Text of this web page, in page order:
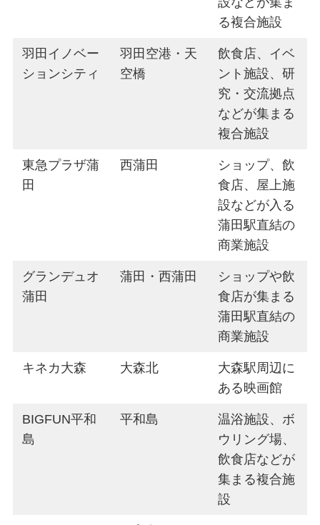
る複合施設
羽田イノベー
ションシティ
羽田空港・天
空橋
飲食店、イベ
ント施設、研
究・交流拠点
などが集まる
複合施設
東急プラザ蒲
田
西蒲田
ショップ、飲
食店、屋上施
設などが入る
蒲田駅直結の
商業施設
グランデュオ
蒲田
蒲田・西蒲田
ショップや飲
食店が集まる
蒲田駅直結の
商業施設
キネカ大森 大森北
大森駅周辺に
ある映画館
BIGFUN平和
島
平和島
温浴施設、ボ
ウリング場、
飲食店などが
集まる複合施
設